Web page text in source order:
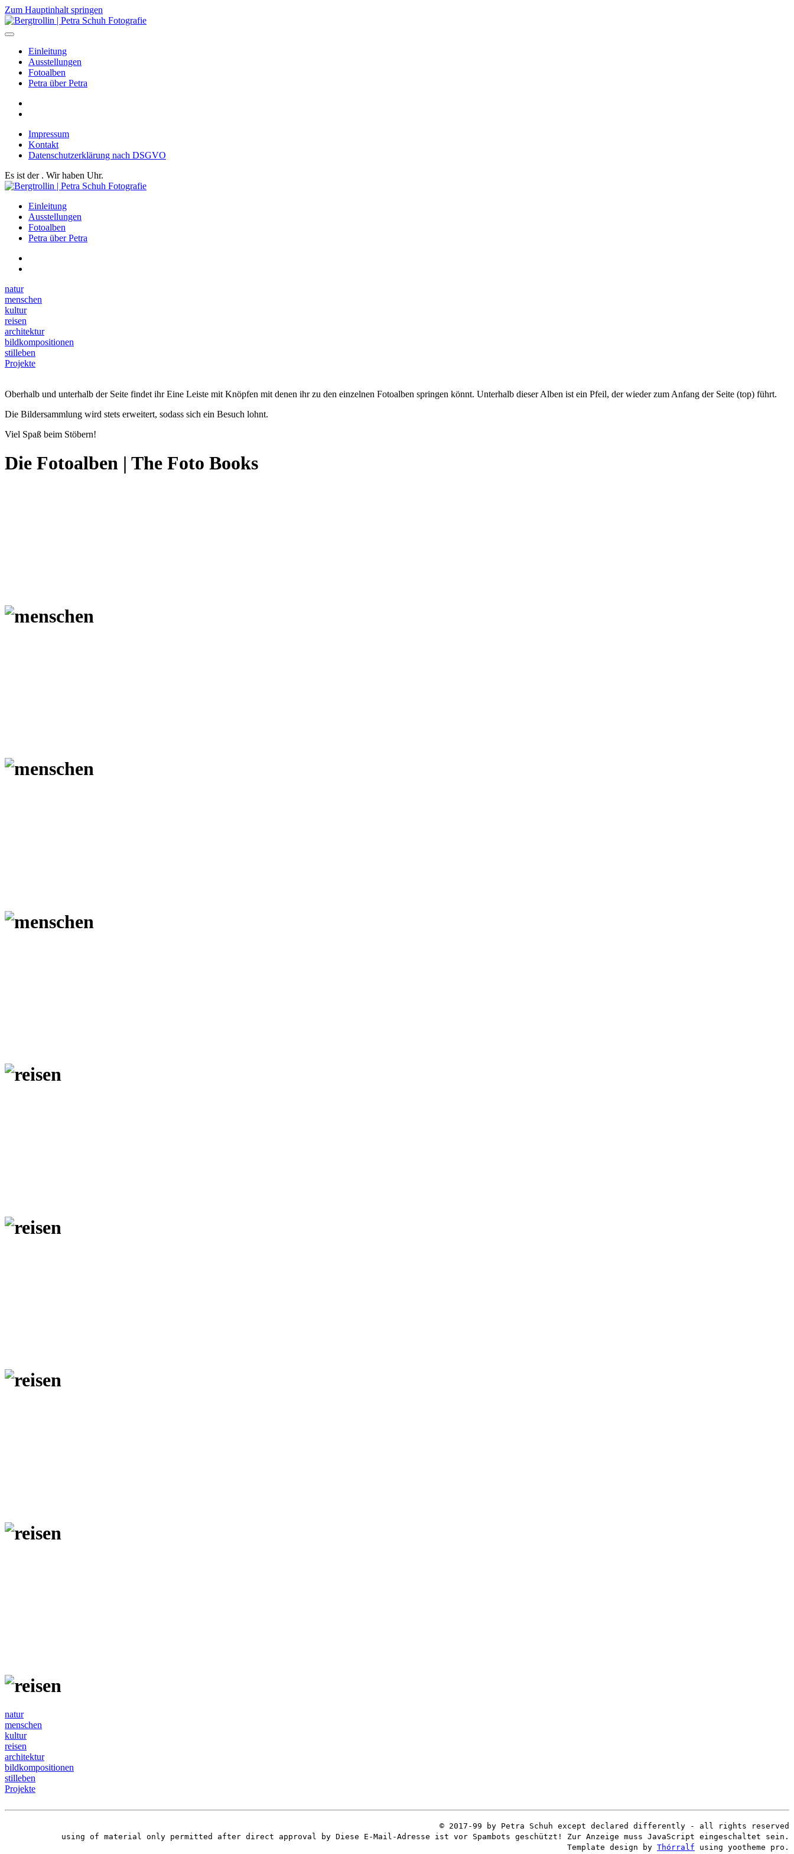
Zum Hauptinhalt springen
Einleitung
Ausstellungen
Fotoalben
Petra über Petra
Impressum
Kontakt
Datenschutzerklärung nach DSGVO
Es ist der . Wir haben Uhr.
Einleitung
Ausstellungen
Fotoalben
Petra über Petra
natur
menschen
kultur
reisen
architektur
bildkompositionen
stilleben
Projekte
Oberhalb und unterhalb der Seite findet ihr Eine Leiste mit Knöpfen mit denen ihr zu den einzelnen Fotoalben springen könnt. Unterhalb dieser Alben ist ein Pfeil, der wieder zum Anfang der Seite (top) führt.
Die Bildersammlung wird stets erweitert, sodass sich ein Besuch lohnt.
Viel Spaß beim Stöbern!
Die Fotoalben | The Foto Books
natur
menschen
kultur
reisen
architektur
bildkompositionen
stilleben
Projekte
© 2017-99 by Petra Schuh except declared differently - all rights reserved
using of material only permitted after direct approval by Diese E-Mail-Adresse ist vor Spambots geschützt! Zur Anzeige muss JavaScript eingeschaltet sein.
Template design by Thórralf using yootheme pro.